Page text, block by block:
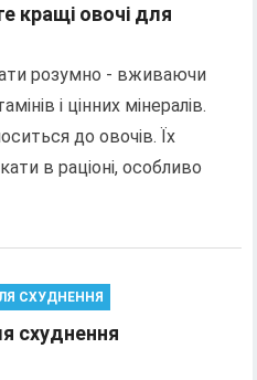
кращі овочі для
розумно - вживаючи
і цінних мінералів.
до овочів. Їх
в раціоні, особливо
СХУДНЕННЯ
схуднення